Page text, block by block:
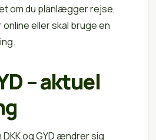
om du planlægger rejse,
eller skal bruge en
– aktuel
og GYD ændrer sig